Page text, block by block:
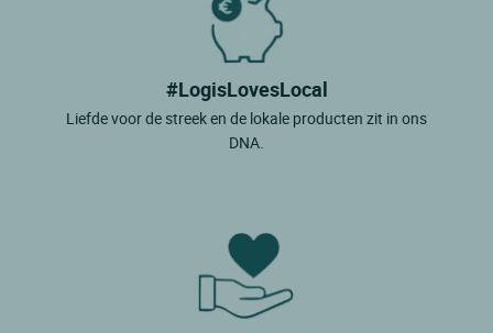
#LogisLovesLocal
Liefde voor de streek en de lokale producten zit in ons
DNA.